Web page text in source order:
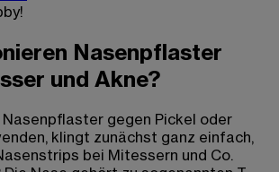
Nasenpflaster
und Akne?
gegen Pickel oder
klingt zunächst ganz einfach,
bei Mitessern und Co.